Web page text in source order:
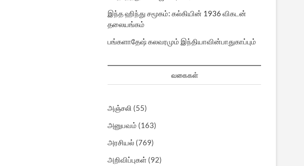
இந்த ஹிந்து சமூகம்: கல்கியின் 1936 விகடன்
தலையங்கம்
பங்களாதேஷ் கலவரமும் இந்தியாவின்பாதுகாப்பும்
வகைகள்
அஞ்சலி (55)
அனுபவம் (163)
அரசியல் (769)
அறிவிப்புகள் (92)